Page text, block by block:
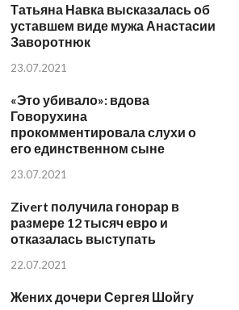
Татьяна Навка высказалась об
уставшем виде мужа Анастасии
Заворотнюк
23.07.2021
«Это убивало»: вдова
Говорухина
прокомментировала слухи о
его единственном сыне
23.07.2021
Zivert получила гонорар в
размере 12 тысяч евро и
отказалась выступать
22.07.2021
Жених дочери Сергея Шойгу